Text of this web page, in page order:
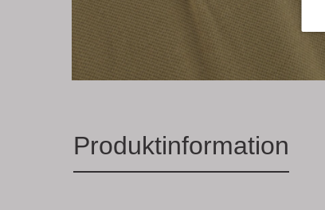
Produktinformation